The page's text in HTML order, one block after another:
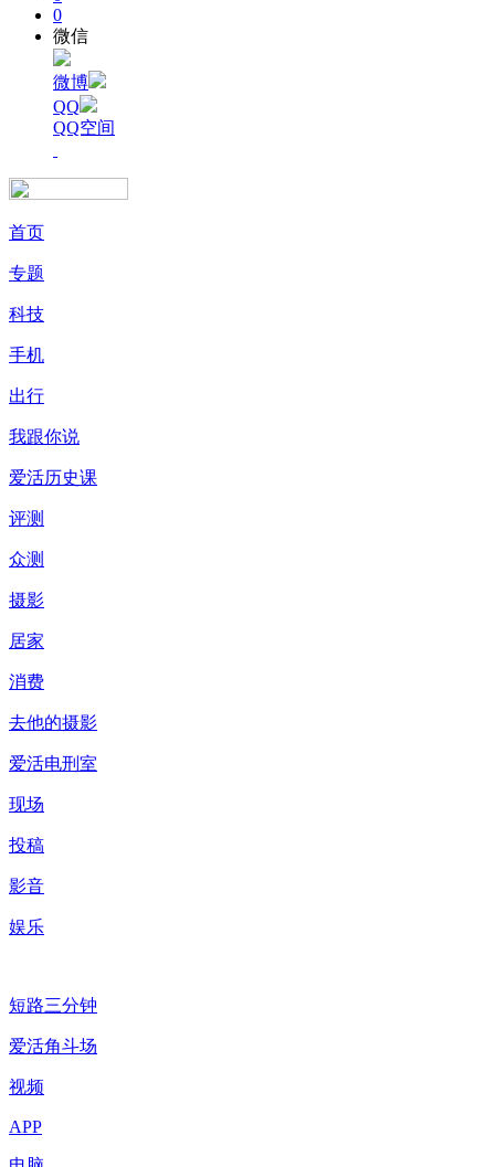
0
微信
微博
QQ
QQ空间
首页
专题
科技
手机
出行
我跟你说
爱活历史课
评测
众测
摄影
居家
消费
去他的摄影
爱活电刑室
现场
投稿
影音
娱乐
短路三分钟
爱活角斗场
视频
APP